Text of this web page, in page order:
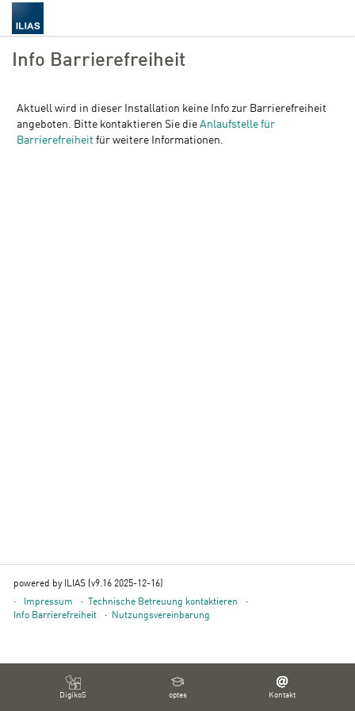
DigikoS optes Kontakt
Info Barrierefreiheit
Aktuell wird in dieser Installation keine Info zur Barrierefreiheit
angeboten. Bitte kontaktieren Sie die Anlaufstelle für
Barrierefreiheit für weitere Informationen.
powered by ILIAS (v9.16 2025-12-16)
Impressum
Technische Betreuung kontaktieren
Info Barrierefreiheit
Nutzungsvereinbarung